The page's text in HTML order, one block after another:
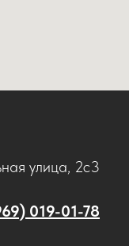
улица, 2с3
019-01-78